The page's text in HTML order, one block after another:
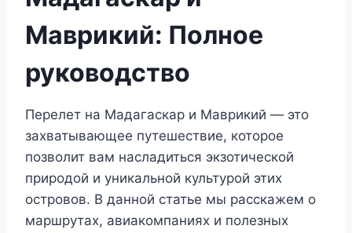
Маврикий: Полное
руководство
Перелет на Мадагаскар и Маврикий — это
захватывающее путешествие, которое
позволит вам насладиться экзотической
природой и уникальной культурой этих
островов. В данной статье мы расскажем о
маршрутах, авиакомпаниях и полезных